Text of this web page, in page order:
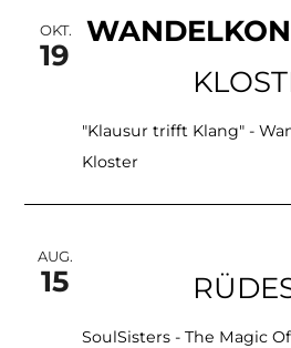
OKT.
19
"Klausur trifft Klang" -
Kloster
AUG.
15
SoulSisters - The Magic